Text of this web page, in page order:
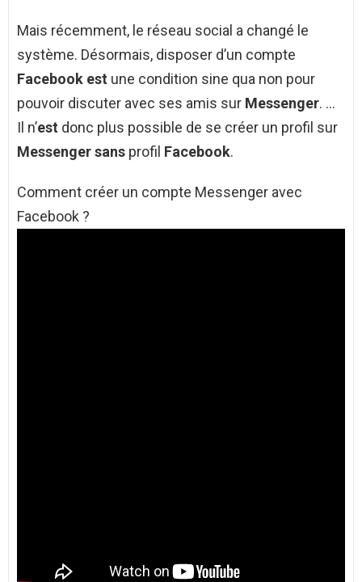
Mais récemment, le réseau social a changé le
système. Désormais, disposer d’un compte
Facebook est une condition sine qua non pour
pouvoir discuter avec ses amis sur Messenger. …
Il n’est donc plus possible de se créer un profil sur
Messenger sans profil Facebook.
Comment créer un compte Messenger avec
Facebook ?